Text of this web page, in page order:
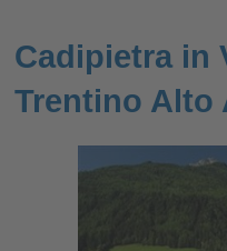
Cadipietra in
Trentino Alto